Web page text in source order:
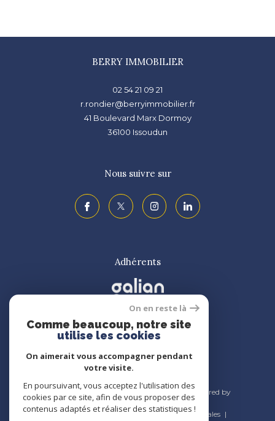
BERRY IMMOBILIER
02 54 21 09 21
r.rondier@berryimmobilier.fr
41 Boulevard Marx Dormoy
36100 issoudun
Nous suivre sur
Adhérents
© 2026 | Tous droits réservés | Traduction powered by
Google |
Nos honoraires
Plan du site
Mentions légales
On en reste là
Comme beaucoup, notre site
utilise les cookies
On aimerait vous accompagner pendant
votre visite.
En poursuivant, vous acceptez l'utilisation des
cookies par ce site, afin de vous proposer des
contenus adaptés et réaliser des statistiques !